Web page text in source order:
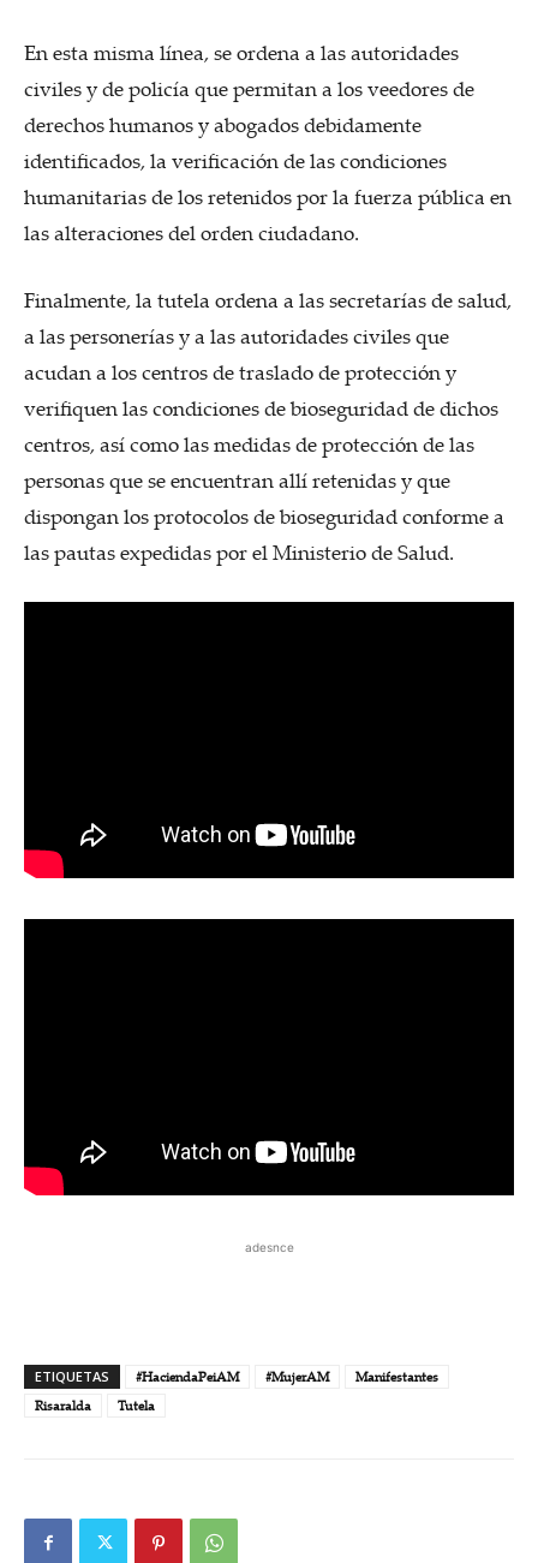
En esta misma línea, se ordena a las autoridades
civiles y de policía que permitan a los veedores de
derechos humanos y abogados debidamente
identificados, la verificación de las condiciones
humanitarias de los retenidos por la fuerza pública en
las alteraciones del orden ciudadano.
Finalmente, la tutela ordena a las secretarías de salud,
a las personerías y a las autoridades civiles que
acudan a los centros de traslado de protección y
verifiquen las condiciones de bioseguridad de dichos
centros, así como las medidas de protección de las
personas que se encuentran allí retenidas y que
dispongan los protocolos de bioseguridad conforme a
las pautas expedidas por el Ministerio de Salud.
adesnce
ETIQUETAS #HaciendaPeiAM #MujerAM
Manifestantes
Risaralda
Tutela